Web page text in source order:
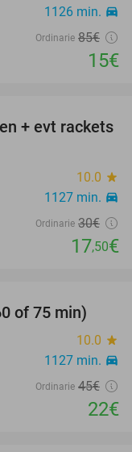
1126 min. directions_car
Ordinarie 85€
15€
42%
+ evt rackets
10.0 star
1127 min. directions_car
Ordinarie 30€
17,50€
51%
of 75 min)
10.0 star
1127 min. directions_car
Ordinarie 45€
22€